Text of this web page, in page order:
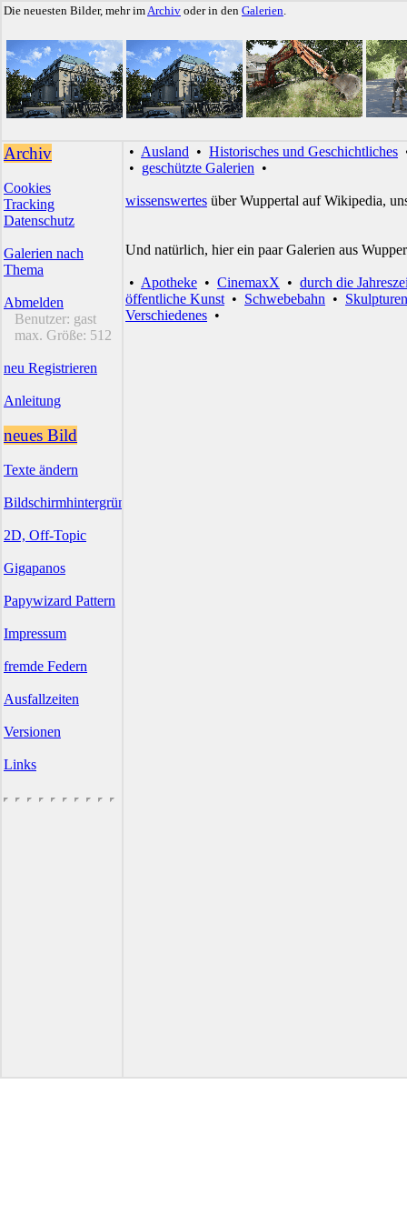
Die neuesten Bilder, mehr imArchiv oder in den Galerien.
Archiv
Cookies
Tracking
Datenschutz
Galerien nach
Thema
Abmelden
Benutzer: gast
max. Größe: 512
neu Registrieren
Anleitung
neues Bild
Texte ändern
Bildschirmhintergründe
2D, Off-Topic
Gigapanos
Papywizard Pattern
Impressum
fremde Federn
Ausfallzeiten
Versionen
Links
• Ausland • Historisches und Geschichtliches
• geschützte Galerien •
wissenswertes über Wuppertal auf Wikipedia,
Und natürlich, hier ein paar Galerien aus
• Apotheke • CinemaxX • durch die
öffentliche Kunst • Schwebebahn •
Verschiedenes •